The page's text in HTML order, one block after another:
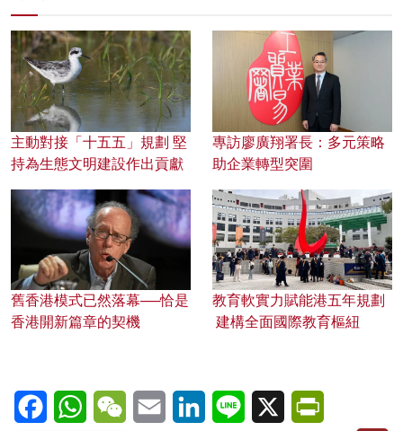
主動對接「十五五」規劃 堅
持為生態文明建設作出貢獻
專訪廖廣翔署長：多元策略
助企業轉型突圍
舊香港模式已然落幕──恰是
香港開新篇章的契機
教育軟實力賦能港五年規劃
建構全面國際教育樞紐
FacebookWhatsAppWeChatEmail LinkedInLine X